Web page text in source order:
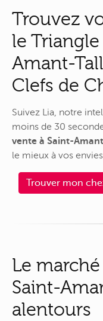
Trouvez
le
Amant-
Clefs de
Suivez Lia, notre
moins de 30
vente à Saint-
le mieux à vos
Trouver mon
Le
Saint-
alentours